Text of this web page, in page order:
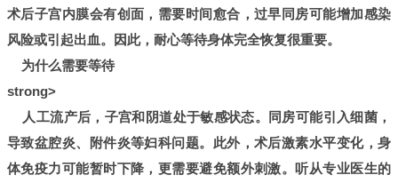
术后子宫内膜会有创面，需要时间愈合，过早同房可能增加感染
风险或引起出血。因此，耐心等待身体完全恢复很重要。
为什么需要等待
strong>
人工流产后，子宫和阴道处于敏感状态。同房可能引入细菌，
导致盆腔炎、附件炎等妇科问题。此外，术后激素水平变化，身
体免疫力可能暂时下降，更需要避免额外刺激。听从专业医生的